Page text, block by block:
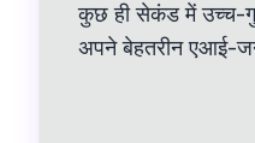
कुछ ही सेकंड में उच्च-
अपने बेहतरीन एआई-